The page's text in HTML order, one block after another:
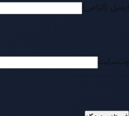
ایمیل (الزامی)
وب‌سایت